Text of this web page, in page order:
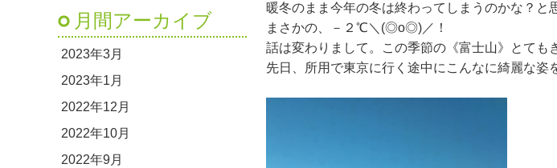
暖冬のまま今年の冬は終わってしまうのかな？と
まさかの、－２℃＼(◎o◎)／！
話は変わりまして。この季節の《富士山》とても
先日、所用で東京に行く途中にこんなに綺麗な姿
月間アーカイブ
2023年3月
2023年1月
2022年12月
2022年10月
2022年9月